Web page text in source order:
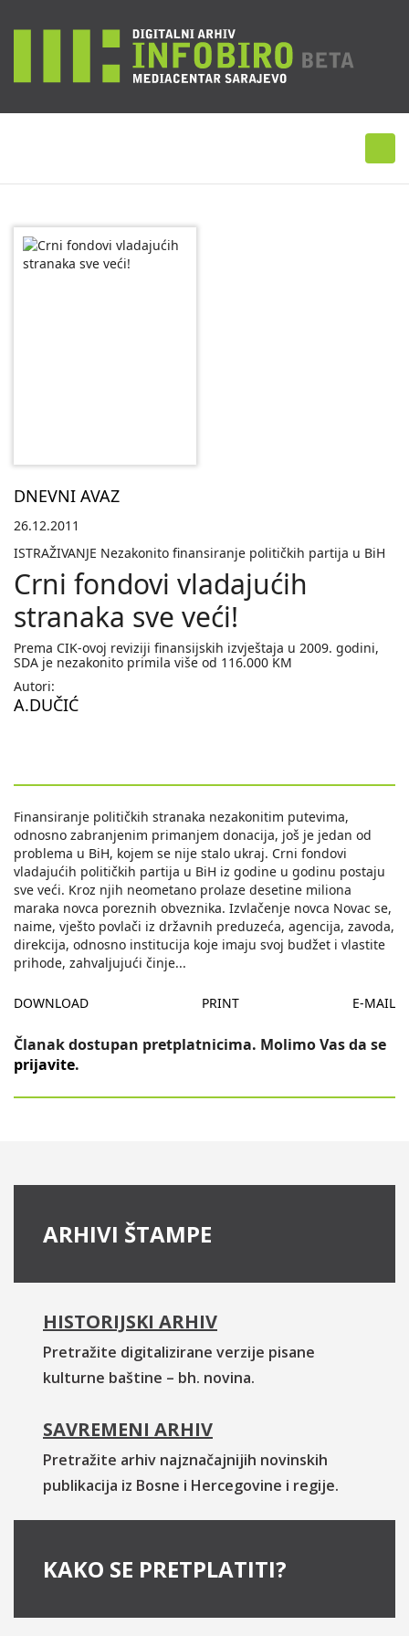
DNEVNI AVAZ
26.12.2011
ISTRAŽIVANJE Nezakonito finansiranje političkih partija u BiH
Crni fondovi vladajućih
stranaka sve veći!
Prema CIK-ovoj reviziji finansijskih izvještaja u 2009. godini,
SDA je nezakonito primila više od 116.000 KM
Autori:
A.DUČIĆ
Finansiranje političkih stranaka nezakonitim putevima,
odnosno zabranjenim primanjem donacija, još je jedan od
problema u BiH, kojem se nije stalo ukraj. Crni fondovi
vladajućih političkih partija u BiH iz godine u godinu postaju
sve veći. Kroz njih neometano prolaze desetine miliona
maraka novca poreznih obveznika. Izvlačenje novca Novac se,
naime, vješto povlači iz državnih preduzeća, agencija, zavoda,
direkcija, odnosno institucija koje imaju svoj budžet i vlastite
prihode, zahvaljujući činje...
DOWNLOAD PRINT E-MAIL
Članak dostupan pretplatnicima. Molimo Vas da se
prijavite.
ARHIVI ŠTAMPE
HISTORIJSKI ARHIV
Pretražite digitalizirane verzije pisane
kulturne baštine – bh. novina.
SAVREMENI ARHIV
Pretražite arhiv najznačajnijih novinskih
publikacija iz Bosne i Hercegovine i regije.
KAKO SE PRETPLATITI?